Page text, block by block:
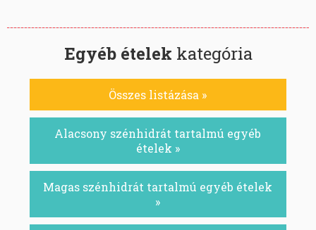
Egyéb ételek kategória
Összes listázása »
Alacsony szénhidrát tartalmú egyéb
ételek »
Magas szénhidrát tartalmú egyéb ételek
»